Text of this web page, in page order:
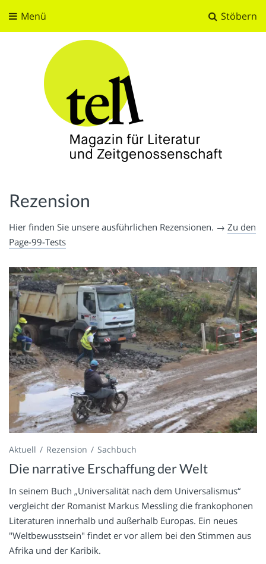
Stöbern
Menü
Rezension
Hier finden Sie unsere ausführlichen Rezensionen. → Zu den
Page-99-Tests
Aktuell Rezension Sachbuch
Die narrative Erschaffung der Welt
In seinem Buch „Universalität nach dem Universalismus“
vergleicht der Romanist Markus Messling die frankophonen
Literaturen innerhalb und außerhalb Europas. Ein neues
"Weltbewusstsein" findet er vor allem bei den Stimmen aus
Afrika und der Karibik.